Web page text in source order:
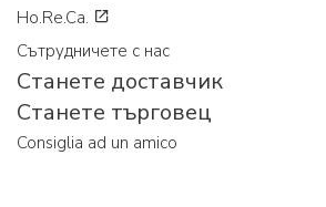
Ho.Re.Ca.
Сътрудничете с нас
Станете доставчик
Станете търговец
Consiglia ad un amico